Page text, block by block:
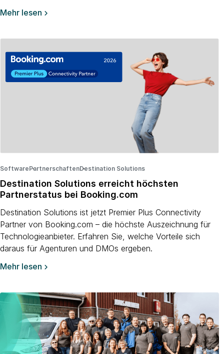
Mehr lesen 
Software ·
Partnerschaften ·
Destination Solutions
Destination Solutions erreicht höchsten
Partnerstatus bei Booking.com
Destination Solutions ist jetzt Premier Plus Connectivity
Partner von Booking.com – die höchste Auszeichnung für
Technologieanbieter. Erfahren Sie, welche Vorteile sich
daraus für Agenturen und DMOs ergeben.
Mehr lesen 